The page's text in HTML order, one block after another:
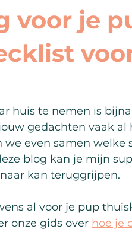
voor je
huis te nemen is
gedachten vaak al
even samen welke
blog kan je mijn
kan teruggrijpen.
al voor je pup
onze gids over hoe je